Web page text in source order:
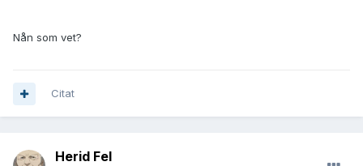
Nån som vet?
Citat
Herid Fel